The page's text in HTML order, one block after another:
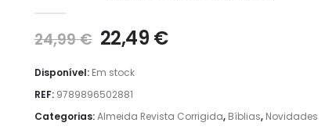
24,99€ O
preço
original
era:
24,99 €.
22,49 €O
22,49 €.
Disponível: Em stock
REF: 9789896502881
Categorias:Almeida Revista Corrigida, Bíblias, Novidades